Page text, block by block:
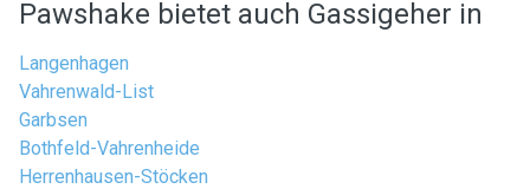
Pawshake bietet auch Gassigeher in
Langenhagen
Vahrenwald-List
Garbsen
Bothfeld-Vahrenheide
Herrenhausen-Stöcken